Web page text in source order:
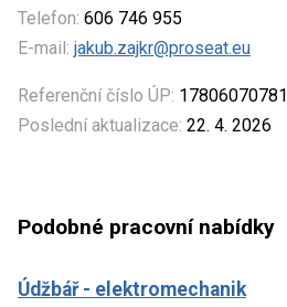
Telefon: 606 746 955
E-mail: jakub.zajkr@proseat.eu
Referenční číslo ÚP: 17806070781
Poslední aktualizace: 22. 4. 2026
Podobné pracovní nabídky
Údžbář - elektromechanik